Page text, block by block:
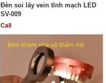
Đèn soi lấy vein tĩnh mạch LED
SV-009
Call